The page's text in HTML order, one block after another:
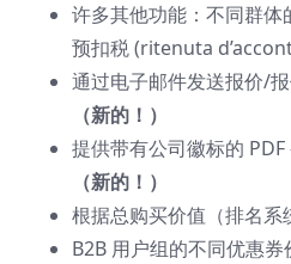
许多其他功能：不同群体
预扣税 (ritenuta
通过电子邮件发送报价/报
（新的！）
提供带有公司徽标的 PDF
（新的！）
根据总购买价值（排名系
B2B 用户组的不同优惠券